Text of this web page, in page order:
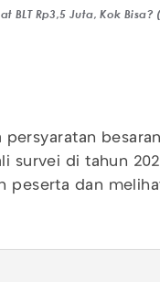
BLT Rp3,5 Juta, Kok Bisa?
persyaratan
survei di tahun
peserta dan